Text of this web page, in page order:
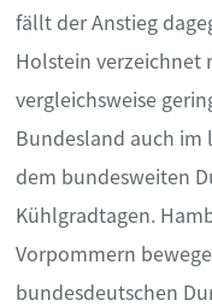
fällt der Anstieg
Holstein verzeichnet
vergleichsweise
Bundesland auch
dem bundesweiten
Kühlgradtagen.
Vorpommern
bundesdeutschen